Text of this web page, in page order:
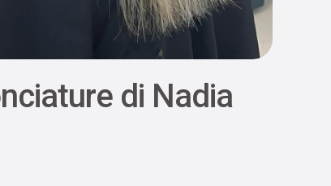
di Nadia